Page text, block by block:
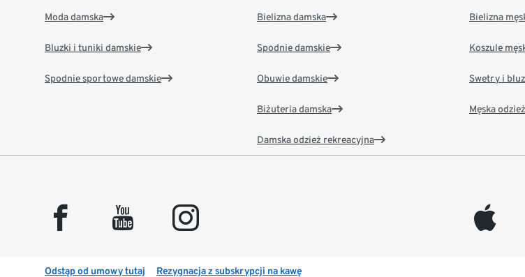
Moda damska
Bluzki i tuniki damskie
Spodnie sportowe damskie
Bielizna damska
Spodnie damskie
Obuwie damskie
Biżuteria damska
Damska odzież rekreacyjna
Bielizna
Koszule
Swetry i
Męska
facebook youtube instagram appleinc
Odstąp od umowy tutaj Rezygnacja z subskrypcji na kawę